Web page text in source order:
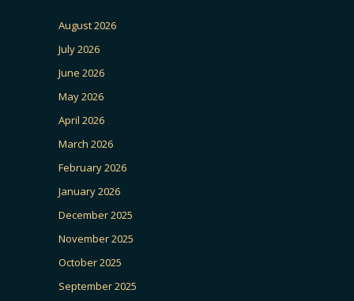
August 2026
July 2026
June 2026
May 2026
April 2026
March 2026
February 2026
January 2026
December 2025
November 2025
October 2025
September 2025